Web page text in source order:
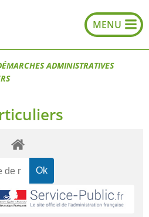
ADMINISTRATIVES